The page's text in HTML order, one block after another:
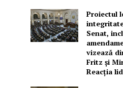
Proiectul
Senat,
vizează
Fritz și
Reacția